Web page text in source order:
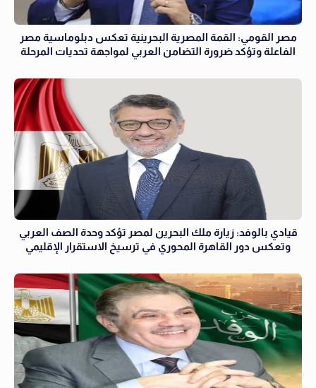
مصر القومي: القمة المصرية البحرينية تعكس دبلوماسية مصر
الفاعلة وتؤكد ضرورة التضامن العربي لمواجهة تحديات المرحلة
قيادي بالوفد: زيارة ملك البحرين لمصر تؤكد وحدة الصف العربي
وتعكس دور القاهرة المحوري في ترسيخ الاستقرار الإقليمي